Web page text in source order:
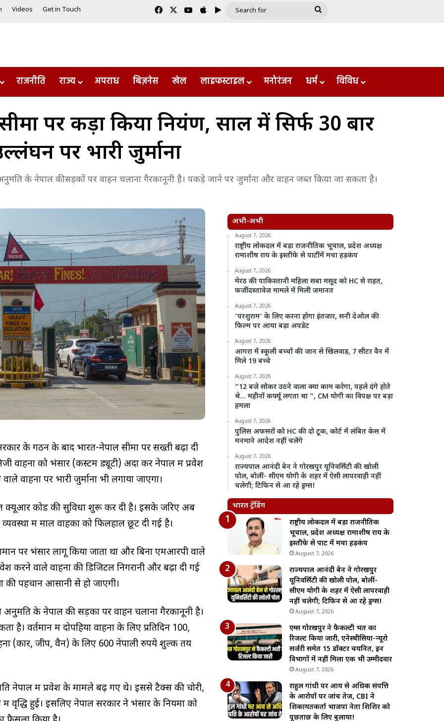
Videos Get in Touch FacebookYouTube
AppleGoogle Play
Search
राजनीति राज्य अपराध बिज़नेस खेल लाइफस्टाइल मनोरंजन धर्म विविध
पर कड़ा किया नियंत्रण, साल में सिर्फ 30 बार
पर भारी जुर्माना
के नेपाल की सड़कों पर वाहन चलाना गैरकानूनी है। पकड़े जाने पर जुर्माना और वाहन जब्त किया जा सकता है।
के गठन के बाद भारत-नेपाल सीमा पर सख्ती बढ़ा दी
वाहनों को भंसार (कस्टम ड्यूटी) अदा कर नेपाल में प्रवेश
वाहनों पर भारी जुर्माना भी लगाया जाएगा।
क्यूआर कोड की सुविधा शुरू कर दी है। इसके जरिए अब
में माल वाहकों को फिलहाल छूट दी गई है।
पर भंसार लागू किया जाता था और बिना एमआरपी वाले
करने वाले वाहनों की डिजिटल निगरानी और बढ़ा दी गई
की पहचान आसानी से हो जाएगी।
के नेपाल की सड़कों पर वाहन चलाना गैरकानूनी है।
वर्तमान में दोपहिया वाहनों के लिए प्रतिदिन 100,
(कार, जीप, वैन) के लिए 600 नेपाली रुपये शुल्क तय
नेपाल में प्रवेश के मामले बढ़ गए थे। इससे टैक्स की चोरी,
वृद्धि हुई। इसलिए नेपाल सरकार ने भंसार के नियमों को
अभी-अभी
August 7, 2026
राष्ट्रीय लोकदल में बड़ा राजनीतिक भूचाल, प्रदेश अध्यक्ष
रामाशीष राय के इस्तीफे से पार्टी में मचा हड़कंप
August 7, 2026
मेरठ की पाकिस्तानी महिला सबा मसूद को HC से राहत,
फर्जी दस्तावेज मामले में मिली जमानत
August 7, 2026
‘परशुराम’ के लिए करना होगा इंतजार, सनी देओल की
फिल्म पर आया बड़ा अपडेट
August 7, 2026
आगरा में स्कूली बच्चों की जान से खिलवाड़, 7 सीटर वैन में
मिले 19 बच्चे
August 7, 2026
“12 बजे सोकर उठने वाला क्या काम करेगा, पहले दंगे होते
थे… महीनों कर्फ्यू लगता था “, CM योगी का विपक्ष पर बड़ा
हमला
August 7, 2026
पुलिस अफसरों को HC की दो टूक, कोर्ट में लंबित केस में
मनमाने आदेश नहीं चलेंगे
August 7, 2026
राज्यपाल आनंदी बेन ने गोरखपुर यूनिवर्सिटी की खोली
पोल, बोलीं- सीएम योगी के शहर में ऐसी लापरवाही नहीं
चलेगी; टिफिन से आ रहे ड्रग्स!
भारत ट्रेंडिंग
राष्ट्रीय लोकदल में बड़ा राजनीतिक
भूचाल, प्रदेश अध्यक्ष रामाशीष राय के
इस्तीफे से पार्टी में मचा हड़कंप
August 7, 2026
राज्यपाल आनंदी बेन ने गोरखपुर
यूनिवर्सिटी की खोली पोल, बोलीं-
सीएम योगी के शहर में ऐसी लापरवाही
नहीं चलेगी; टिफिन से आ रहे ड्रग्स!
August 7, 2026
एम्स गोरखपुर ने फैकल्टी भर्ती का
रिजल्ट किया जारी, एनेस्थीसिया-न्यूरो
सर्जरी समेत 15 डॉक्टर चयनित, इन
विभागों में नहीं मिला एक भी उम्मीदवार
August 7, 2026
राहुल गांधी पर आय से अधिक संपत्ति
के आरोपों पर जांच तेज, CBI ने
शिकायतकर्ता भाजपा नेता शिशिर को
पूछताछ के लिए बुलाया!